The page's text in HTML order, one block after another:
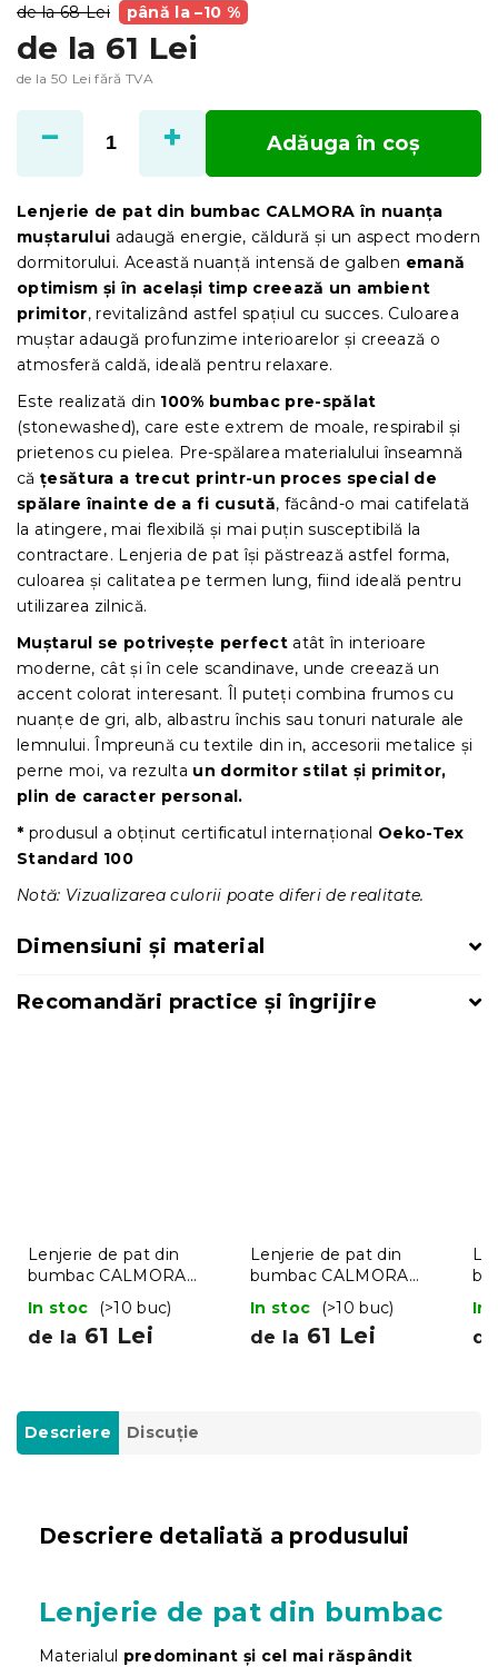
de la 68 Lei până la –10 %
de la 61 Lei
de la50 Lei fără TVA
preţ:
Adăuga în coş
Lenjerie de pat din bumbac CALMORA în nuanța
muștarului adaugă energie, căldură și un aspect modern
dormitorului. Această nuanță intensă de galben emană
optimism și în același timp creează un ambient
primitor, revitalizând astfel spațiul cu succes. Culoarea
muștar adaugă profunzime interioarelor și creează o
atmosferă caldă, ideală pentru relaxare.
Este realizată din 100% bumbac pre-spălat
(stonewashed), care este extrem de moale, respirabil și
prietenos cu pielea. Pre-spălarea materialului înseamnă
că țesătura a trecut printr-un proces special de
spălare înainte de a fi cusută, făcând-o mai catifelată
la atingere, mai flexibilă și mai puțin susceptibilă la
contractare. Lenjeria de pat își păstrează astfel forma,
culoarea și calitatea pe termen lung, fiind ideală pentru
utilizarea zilnică.
Muștarul se potrivește perfect atât în interioare
moderne, cât și în cele scandinave, unde creează un
accent colorat interesant. Îl puteți combina frumos cu
nuanțe de gri, alb, albastru închis sau tonuri naturale ale
lemnului. Împreună cu textile din in, accesorii metalice și
perne moi, va rezulta un dormitor stilat și primitor,
plin de caracter personal.
* produsul a obținut certificatul internațional Oeko-Tex
Standard 100
Notă: Vizualizarea culorii poate diferi de realitate.
Dimensiuni și material
Recomandări practice și îngrijire
Lenjerie de pat din
bumbac CALMORA
In stoc (>10 buc)
de la 61 Lei
Lenjerie de pat din
bumbac CALMORA
In stoc (>10 buc)
de la 61 Lei
In
Descriere Discuţie
Descriere detaliată a produsului
Lenjerie de pat din bumbac
Materialul predominant și cel mai răspândit